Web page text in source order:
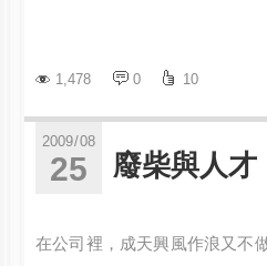
1,478 0 10
廢柴與人才
2009/08
25
在公司裡，成天興風作浪又不